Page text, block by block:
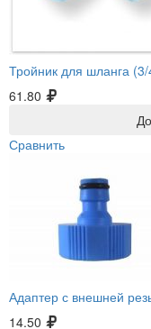
Тройник для шланга
61.80
Сравнить
Адаптер с внешней
14.50